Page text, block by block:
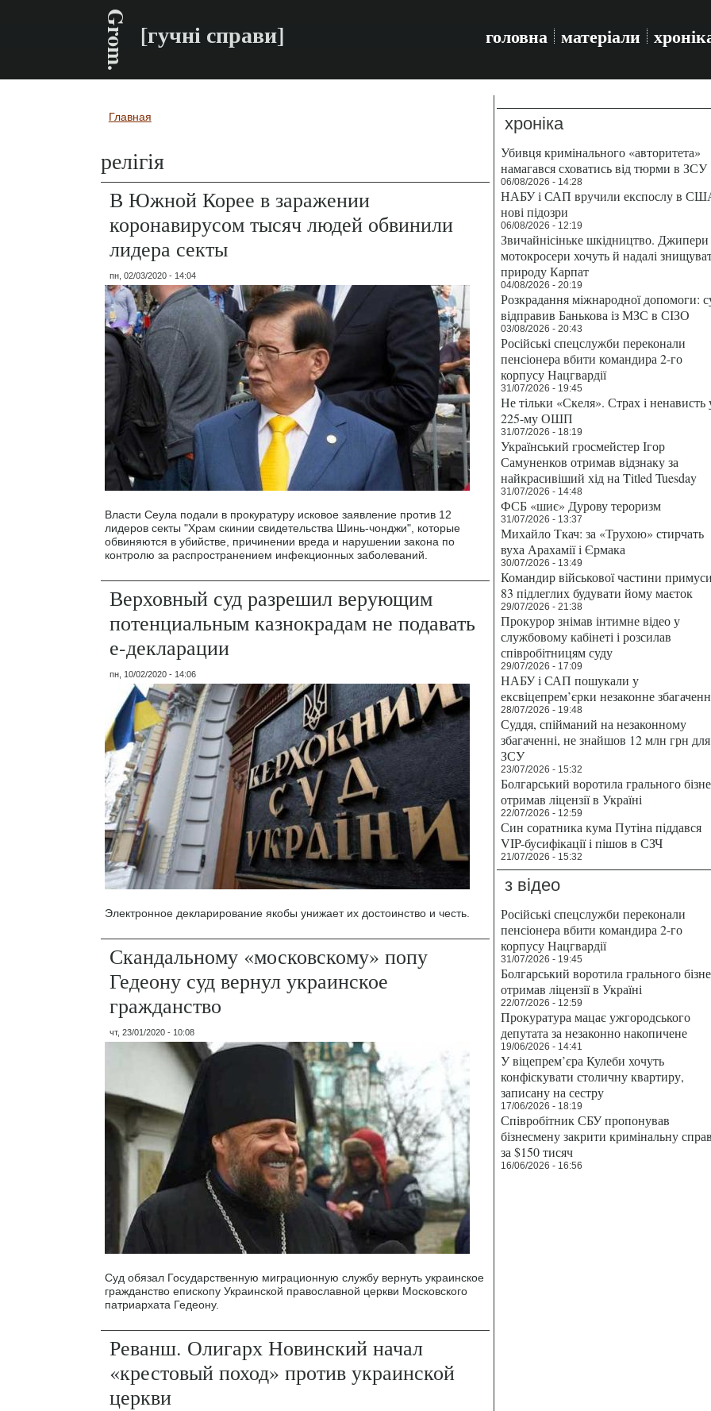
Grom. [гучні справи] головна матеріали
Вы здесь
Главная
релігія
В Южной Корее в заражении
коронавирусом тысяч людей обвинили
лидера секты
пн, 02/03/2020 - 14:04
Власти Сеула подали в прокуратуру исковое заявление против 12
лидеров секты "Храм скинии свидетельства Шинь-чонджи", которые
обвиняются в убийстве, причинении вреда и нарушении закона по
контролю за распространением инфекционных заболеваний.
Верховный суд разрешил верующим
потенциальным казнокрадам не подавать
е-декларации
пн, 10/02/2020 - 14:06
Электронное декларирование якобы унижает их достоинство и честь.
Скандальному «московскому» попу
Гедеону суд вернул украинское
гражданство
чт, 23/01/2020 - 10:08
Суд обязал Государственную миграционную службу вернуть украинское
гражданство епископу Украинской православной церкви Московского
патриархата Гедеону.
Реванш. Олигарх Новинский начал
«крестовый поход» против украинской
церкви
хроніка
Убивця кримінального «авторитета»
намагався сховатись від тюрми в ЗСУ
06/08/2026 - 14:28
НАБУ і САП вручили експослу в
нові підозри
06/08/2026 - 12:19
Звичайнісіньке шкідництво. Джипери
мотокросери хочуть й надалі
природу Карпат
04/08/2026 - 20:19
Розкрадання міжнародної допомоги:
відправив Банькова із МЗС в СІЗО
03/08/2026 - 20:43
Російські спецслужби переконали
пенсіонера вбити командира 2-го
корпусу Нацгвардії
31/07/2026 - 19:45
Не тільки «Скеля». Страх і ненависть
225-му ОШП
31/07/2026 - 18:19
Український гросмейстер Ігор
Самуненков отримав відзнаку за
найкрасивіший хід на Titled Tuesday
31/07/2026 - 14:48
ФСБ «шиє» Дурову тероризм
31/07/2026 - 13:37
Михайло Ткач: за «Трухою» стирчать
вуха Арахамії і Єрмака
30/07/2026 - 13:49
Командир військової частини
83 підлеглих будувати йому маєток
29/07/2026 - 21:38
Прокурор знімав інтимне відео у
службовому кабінеті і розсилав
співробітницям суду
29/07/2026 - 17:09
НАБУ і САП пошукали у
ексвіцепрем’єрки незаконне
28/07/2026 - 19:48
Суддя, спійманий на незаконному
збагаченні, не знайшов 12 млн грн для
ЗСУ
23/07/2026 - 15:32
Болгарський воротила грального
отримав ліцензії в Україні
22/07/2026 - 12:59
Син соратника кума Путіна піддався
VIP-бусифікації і пішов в СЗЧ
21/07/2026 - 15:32
з відео
Російські спецслужби переконали
пенсіонера вбити командира 2-го
корпусу Нацгвардії
31/07/2026 - 19:45
Болгарський воротила грального
отримав ліцензії в Україні
22/07/2026 - 12:59
Прокуратура мацає ужгородського
депутата за незаконно накопичене
19/06/2026 - 14:41
У віцепрем’єра Кулеби хочуть
конфіскувати столичну квартиру,
записану на сестру
17/06/2026 - 18:19
Співробітник СБУ пропонував
бізнесмену закрити кримінальну
за $150 тисяч
16/06/2026 - 16:56